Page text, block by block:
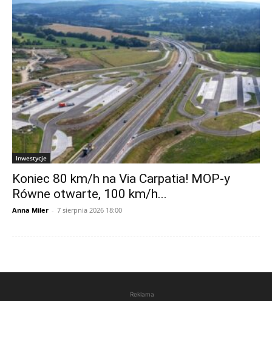
Inwestycje
Koniec 80 km/h na Via Carpatia! MOP-y
Równe otwarte, 100 km/h...
Anna Miler - 7 sierpnia 2026 18:00
Reklama